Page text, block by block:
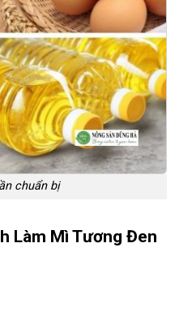
chuẩn bị
Làm Mì Tương Đen